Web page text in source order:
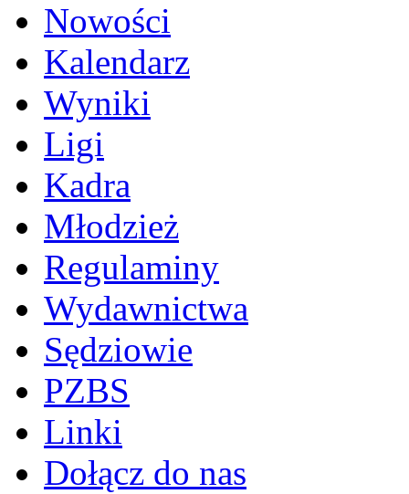
Nowości
Kalendarz
Wyniki
Ligi
Kadra
Młodzież
Regulaminy
Wydawnictwa
Sędziowie
PZBS
Linki
Dołącz do nas